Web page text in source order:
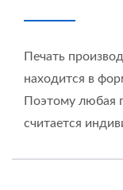
Печать
находится в
Поэтому любая
считается